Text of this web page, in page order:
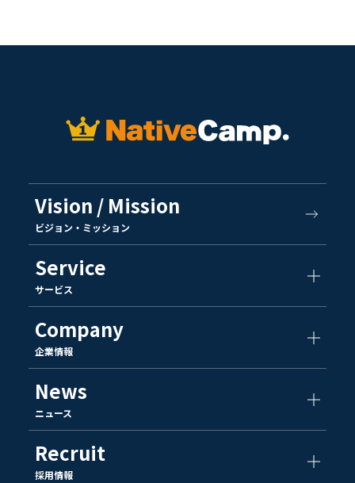
Vision / Mission
ビジョン・ミッション
Service
サービス
Company
企業情報
News
ニュース
Recruit
採用情報